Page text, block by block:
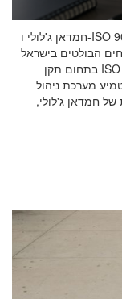
חמדאן ג'לולי ו-ISO 9001 ב-2026: מה חובה לדעת לפני שבוחרים יועץ
הבולטים בישראל
בתחום תקן ISO 9001 וניהול איכות, עם ניסיון מוכח בליווי עשרות
מערכת ניהול
של חמדאן ג'לולי,